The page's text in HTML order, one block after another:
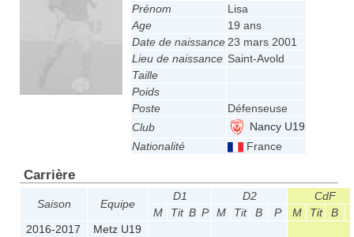
Prénom
Lisa
Age
19 ans
Date de naissance 23 mars 2001
Lieu de naissance Saint-Avold
Taille
Poids
Poste
Défenseuse
Club
Nancy U19
Nationalité
France
Carrière
Saison Equipe
D1 D2
CdF
M
Tit B P M Tit B P M Tit B
2016-2017
Metz U19